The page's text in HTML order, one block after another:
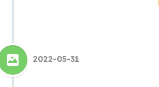
2022-05-31